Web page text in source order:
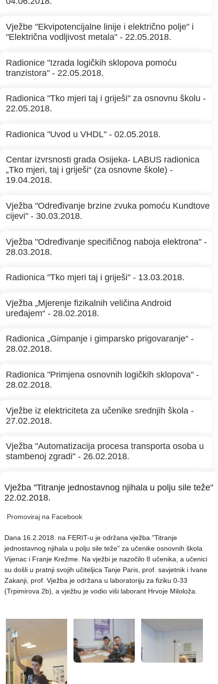
Vježbe "Ekvipotencijalne linije i električno polje" i
"Električna vodljivost metala" - 22.05.2018.
Radionice "Izrada logičkih sklopova pomoću
tranzistora" - 22.05.2018.
Radionica "Tko mjeri taj i griješi" za osnovnu školu -
22.05.2018.
Radionica "Uvod u VHDL" - 02.05.2018.
Centar izvrsnosti grada Osijeka- LABUS radionica
„Tko mjeri, taj i griješi“ (za osnovne škole) -
19.04.2018.
Vježba "Određivanje brzine zvuka pomoću Kundtove
cijevi" - 30.03.2018.
Vježba "Određivanje specifičnog naboja elektrona" -
28.03.2018.
Radionica "Tko mjeri taj i griješi" - 13.03.2018.
Vježba „Mjerenje fizikalnih veličina Android
uređajem“ - 28.02.2018.
Radionica „Gimpanje i gimparsko prigovaranje“ -
28.02.2018.
Radionica "Primjena osnovnih logičkih sklopova" -
28.02.2018.
Vježbe iz elektriciteta za učenike srednjih škola -
27.02.2018.
Vježba "Automatizacija procesa transporta osoba u
stambenoj zgradi" - 26.02.2018.
Vježba "Titranje jednostavnog njihala u polju sile teže"
22.02.2018.
Promoviraj na Facebook
Dana 16.2.2018. na FERIT-u je održana vježba "Titranje
jednostavnog njihala u polju sile teže" za učenike osnovnih škola
Vijenac i Franje Krežme. Na vježbi je nazočilo 8 učenika, a učenici
su došli u pratnji svojih učiteljica Tanje Paris, prof. savjetnik i Ivane
Zakanji, prof. Vježba je održana u laboratoriju za fiziku 0-33
(Trpimirova 2b), a vježbu je vodio viši laborant Hrvoje Miloloža.